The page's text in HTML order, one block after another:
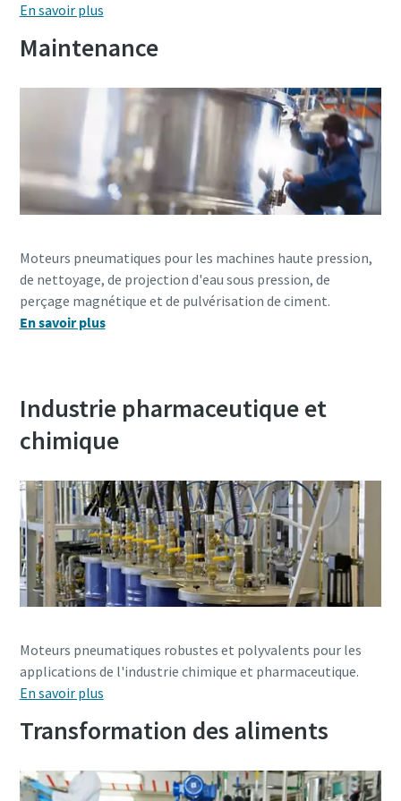
En savoir plus
Maintenance
Moteurs pneumatiques pour les machines haute pression,
de nettoyage, de projection d'eau sous pression, de
perçage magnétique et de pulvérisation de ciment.
En savoir plus
Industrie pharmaceutique et
chimique
Moteurs pneumatiques robustes et polyvalents pour les
applications de l'industrie chimique et pharmaceutique.
En savoir plus
Transformation des aliments